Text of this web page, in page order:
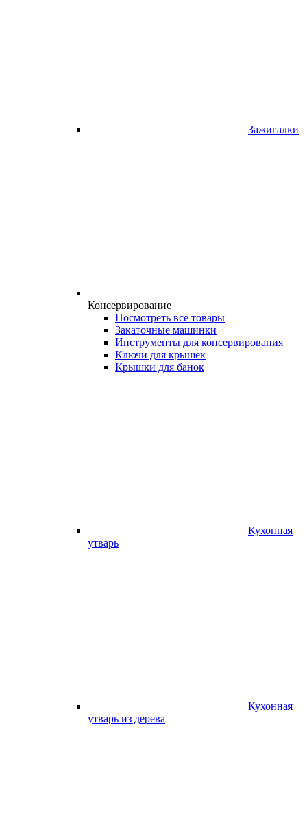
Зажигалки
Консервирование
Посмотреть все товары
Закаточные машинки
Инструменты для консервирования
Ключи для крышек
Крышки для банок
Кухонная
утварь
Кухонная
утварь из дерева